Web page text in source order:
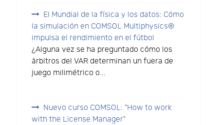
El Mundial de la física y los datos: Cómo
la simulación en COMSOL Multiphysics®
impulsa el rendimiento en el fútbol
¿Alguna vez se ha preguntado cómo los
árbitros del VAR determinan un fuera de
juego milimétrico o...
Nuevo curso COMSOL: "How to work
with the License Manager"